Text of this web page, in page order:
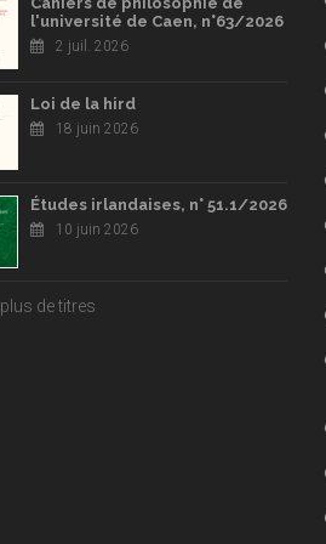
l'université de Caen, n°63/2026
2 juil. 2026
Loi de la hird
18 juin 2026
Études irlandaises, n° 51.1/2026
10 juin 2026
plus de titres